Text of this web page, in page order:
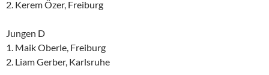
2. Kerem Özer, Freiburg
Jungen D
1. Maik Oberle, Freiburg
2. Liam Gerber, Karlsruhe